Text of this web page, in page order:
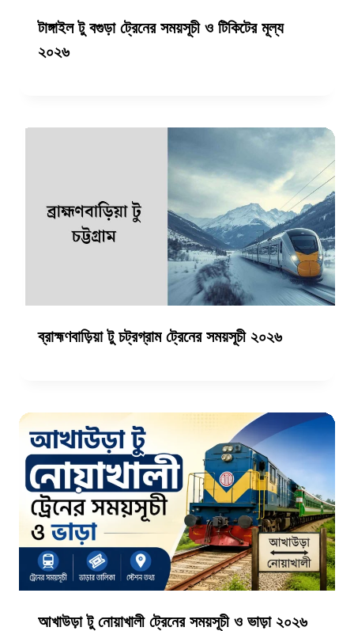
টাঙ্গাইল টু বগুড়া ট্রেনের সময়সূচী ও টিকিটের মূল্য
২০২৬
ব্রাহ্মণবাড়িয়া টু চট্রগ্রাম ট্রেনের সময়সূচী ২০২৬
আখাউড়া টু নোয়াখালী ট্রেনের সময়সূচী ও ভাড়া ২০২৬